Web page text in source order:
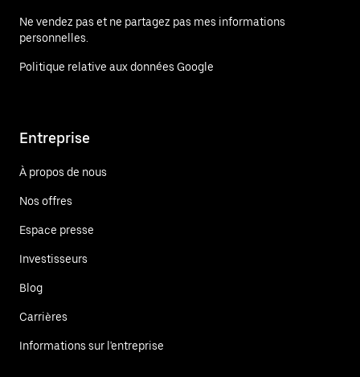
Ne vendez pas et ne partagez pas mes informations
personnelles.
Politique relative aux données Google
Entreprise
À propos de nous
Nos offres
Espace presse
Investisseurs
Blog
Carrières
Informations sur l'entreprise